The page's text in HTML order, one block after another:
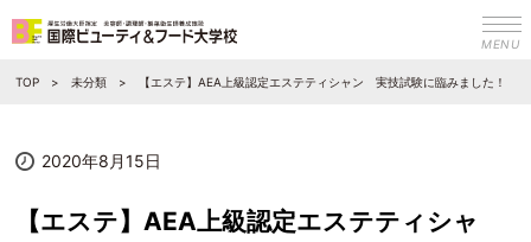
TOP 未分類 【エステ】AEA上級認定エステティシャン 実技試験に臨みました！
2020年8月15日
【エステ】AEA上級認定エステティシャ
MENU